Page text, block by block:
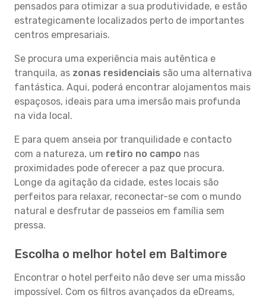
pensados para otimizar a sua produtividade, e estão
estrategicamente localizados perto de importantes
centros empresariais.
Se procura uma experiência mais autêntica e
tranquila, as zonas residenciais são uma alternativa
fantástica. Aqui, poderá encontrar alojamentos mais
espaçosos, ideais para uma imersão mais profunda
na vida local.
E para quem anseia por tranquilidade e contacto
com a natureza, um retiro no campo nas
proximidades pode oferecer a paz que procura.
Longe da agitação da cidade, estes locais são
perfeitos para relaxar, reconectar-se com o mundo
natural e desfrutar de passeios em família sem
pressa.
Escolha o melhor hotel em Baltimore
Encontrar o hotel perfeito não deve ser uma missão
impossível. Com os filtros avançados da eDreams,